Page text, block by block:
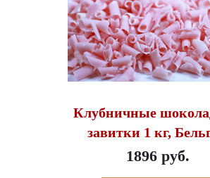
Клубничные
завитки 1 кг,
1896 руб.